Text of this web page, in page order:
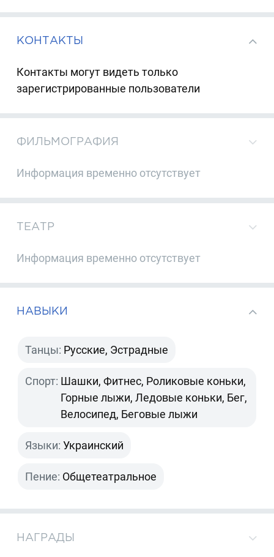
КОНТАКТЫ
Контакты могут видеть только
зарегистрированные пользователи
ФИЛЬМОГРАФИЯ
Информация временно отсутствует
ТЕАТР
Информация временно отсутствует
НАВЫКИ
Танцы: Русские, Эстрадные
Спорт: Шашки, Фитнес, Роликовые коньки,
Горные лыжи, Ледовые коньки, Бег,
Велосипед, Беговые лыжи
Языки: Украинский
Пение: Общетеатральное
НАГРАДЫ